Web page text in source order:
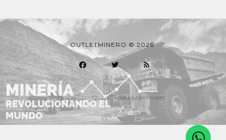
OUTLETMINERO © 2026.
Inicio Grupo Oficial OutletMinero